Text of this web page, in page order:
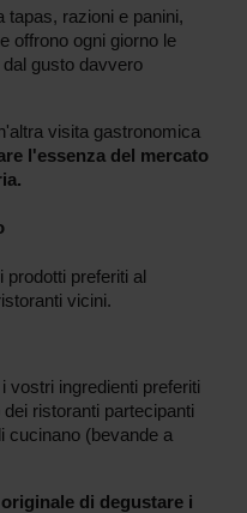
tapas, razioni e panini,
offrono ogni giorno le
gusto davvero
visita gastronomica
l'essenza del mercato
prodotti preferiti al
vicini.
vostri ingredienti preferiti
ristoranti partecipanti
cucinano (bevande a
di degustare i